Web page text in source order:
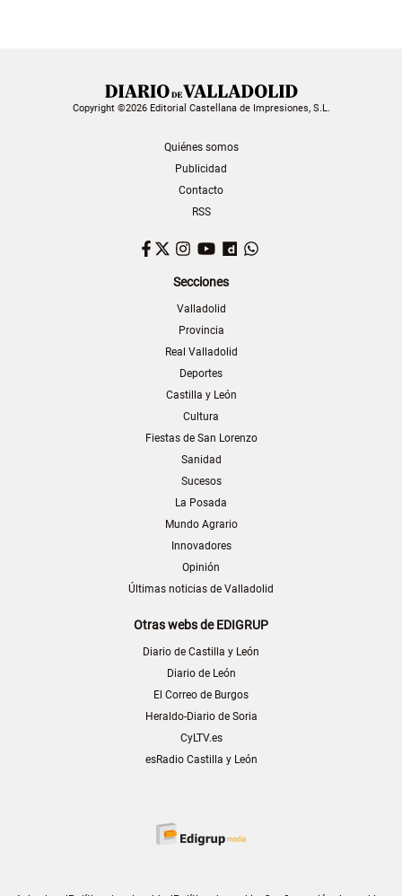
Copyright ©2026 Editorial Castellana de Impresiones, S.L.
Quiénes somos
Publicidad
Contacto
RSS
Facebook
TwitterInstagram
YouTubeDailymotion
Secciones
Valladolid
Provincia
Real Valladolid
Deportes
Castilla y León
Cultura
Fiestas de San Lorenzo
Sanidad
Sucesos
La Posada
Mundo Agrario
Innovadores
Opinión
Últimas noticias de Valladolid
Otras webs de EDIGRUP
Diario de Castilla y León
Diario de León
El Correo de Burgos
Heraldo-Diario de Soria
CyLTV.es
esRadio Castilla y León